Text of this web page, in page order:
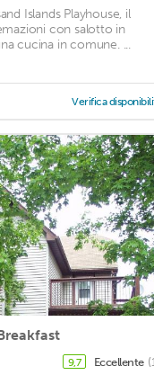
Islands Playhouse, il
con salotto in
cucina in comune. ...
Verifica
9,7 Eccellente